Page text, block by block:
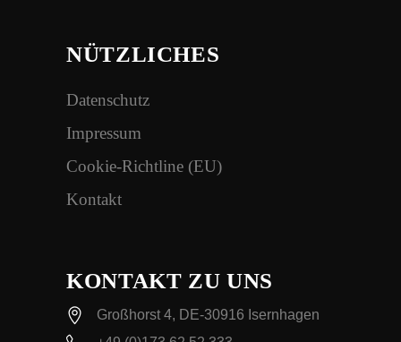
NÜTZLICHES
Datenschutz
Impressum
Cookie-Richtline (EU)
Kontakt
KONTAKT ZU UNS
Großhorst 4, DE-30916 Isernhagen